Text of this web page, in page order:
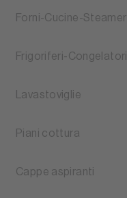
Forni-Cucine-Steamer
Frigoriferi-Congelatori
Lavastoviglie
Piani cottura
Cappe aspiranti